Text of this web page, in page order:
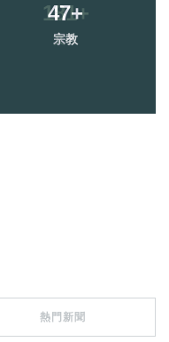
47+
宗教
熱門新聞